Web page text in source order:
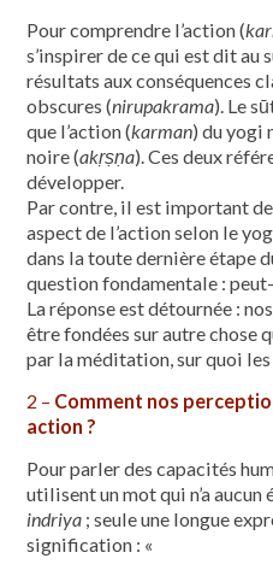
Pour comprendre l’action (
s’inspirer de ce qui est dit au
résultats aux conséquences
obscures (nirupakrama). Le
que l’action (karman) du yogi
noire (akṛṣṇa). Ces deux
développer.
Par contre, il est important
aspect de l’action selon le
dans la toute dernière étape
ques­tion fondamentale :
La réponse est détournée :
être fondées sur autre chose
par la méditation, sur quoi
2 – Comment nos
action ?
Pour parler des capacités
utilisent un mot qui n’a aucun
indriya ; seule une longue
signification : «